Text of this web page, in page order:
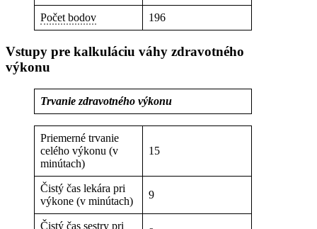
Počet bodov 196
Vstupy pre kalkuláciu váhy zdravotného
výkonu
Trvanie zdravotného výkonu
Priemerné trvanie
celého výkonu (v
minútach)
15
Čistý čas lekára pri
výkone (v minútach)
9
Čistý čas sestry pri